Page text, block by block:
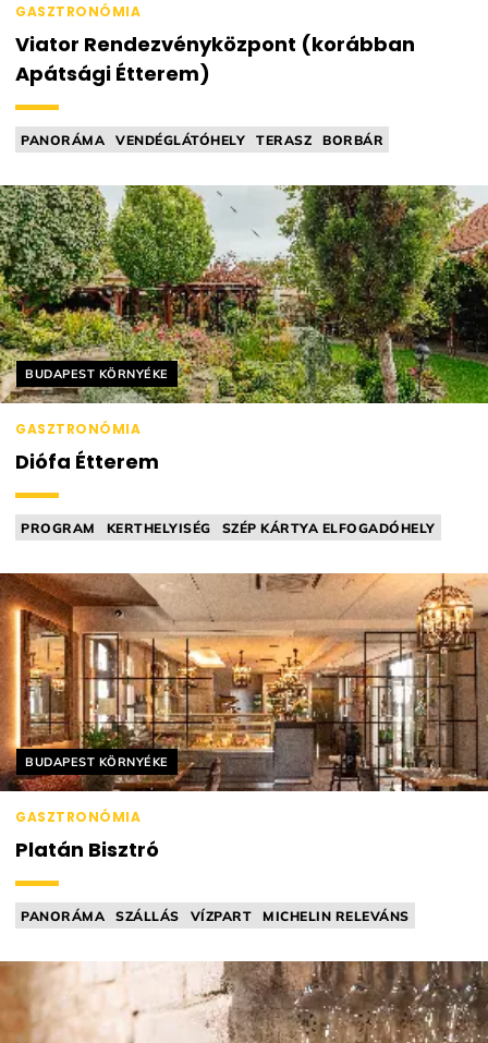
GASZTRONÓMIA
Viator Rendezvényközpont (korábban
Apátsági Étterem)
PANORÁMA VENDÉGLÁTÓHELY TERASZ
BORBÁR
Helyszín címkék:
BUDAPEST KÖRNYÉKE
GASZTRONÓMIA
Diófa Étterem
PROGRAM KERTHELYISÉG
SZÉP KÁRTYA ELFOGADÓHELY
Helyszín címkék:
BUDAPEST KÖRNYÉKE
GASZTRONÓMIA
Platán Bisztró
PANORÁMA SZÁLLÁS VÍZPART
MICHELIN RELEVÁNS